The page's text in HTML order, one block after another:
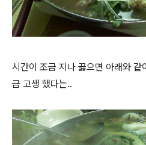
시간이 조금 지나 끓으면 아래와
금 고생 했다는..